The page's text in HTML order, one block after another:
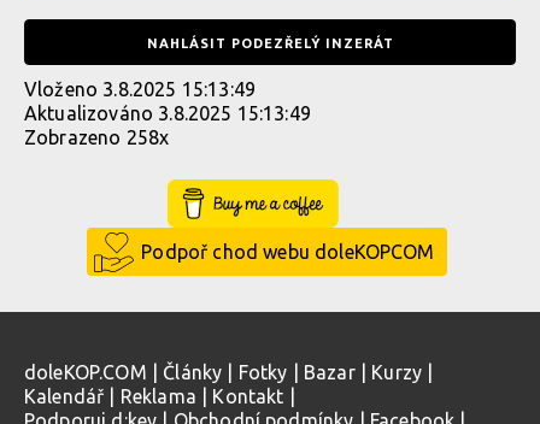
NAHLÁSIT PODEZŘELÝ INZERÁT
Vloženo 3.8.2025 15:13:49
Aktualizováno 3.8.2025 15:13:49
Zobrazeno 258x
Buy Me a Coffee
Podpoř chod webu doleKOPCOM
doleKOP.COM Články Fotky Bazar| Kurzy
Kalendář
Reklama Kontakt